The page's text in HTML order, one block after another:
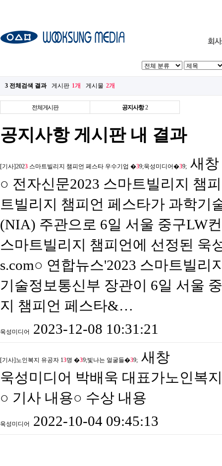
3 전체검색 결과 게시판 1개 게시물 2개
전체게시판 공지사항 2
공지사항 게시판 내 결과
[기사]2023 스마트빌리지 챔피언 페스타 우수기업 �39;욱성미디어�39; 새창
○ 전자신문2023 스마트빌리지 챔
트빌리지 챔피언 페스타가 과학기
(NIA) 주관으로 6일 서울 중구LW
스마트빌리지 챔피언에 선정된 욱
s.com○ 연합뉴스'2023 스마트빌
기술정보통신부 장관이 6일 서울
지 챔피언 페스타&…
욱성미디어 2023-12-08 10:31:21
[기사]노인복지 유공자 13명 �39;빛나는 얼굴들�39; 새창
욱성미디어 박배욱 대표가노인복
○ 기사 내용○ 수상 내용​
욱성미디어 2022-10-04 09:45:13